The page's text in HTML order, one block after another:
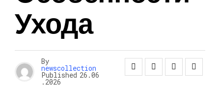
Ухода
By
newscollection
Published 26.06
.2026